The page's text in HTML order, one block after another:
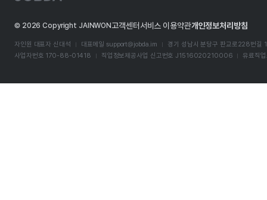
D
© 2026 Copyright JAINWON고객센터 서비스 이용약관개인정보처리방침
자인원 대표자 신대석 대표메일support@jobda.im
경기 성남시 분당구 판교로228번길
사업자번호 170-88-01418
직업정보제공사업 신고번호 J1516020210006 유료직